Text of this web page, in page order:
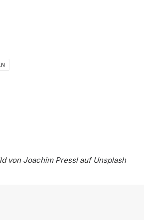
von Joachim Presslauf Unsplash